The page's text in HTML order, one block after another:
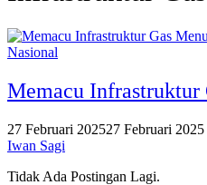
Nasional
Memacu Infrastruktur
27 Februari 202527 Februari 2025
Iwan Sagi
Tidak Ada Postingan Lagi.